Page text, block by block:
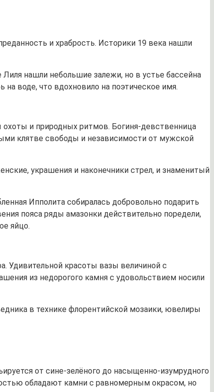
и храбрость. Историки 19 века нашли
Лиля нашли небольшие залежи, но в устье бассейна
воде, что вдохновило на поэтическое имя.
охоты и природных ритмов. Богиня-девственница
клятве свободы и независимости от мужской
украшения и наконечники стрел, и знаменитый
Ипполита собиралась добровольно подарить
пояса ряды амазонки действительно поредели,
яйцо.
Удивительной красоты вазы величиной с
из недорогого камня с удовольствием носили
в технике флорентийской мозаики, ювелиры
от сине-зелёного до насыщенно-изумрудного
обладают камни с равномерным окрасом, но